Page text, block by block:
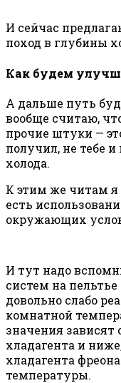
И сейчас
поход в глубины
Как будем
А дальше путь
вообще считаю,
прочие штуки —
получил, не тебе и
холода.
К этим же читам я
есть
окружающих
И тут надо
систем на
довольно слабо
комнатной
значения зависят
хладагента и
хладагента
температуры.